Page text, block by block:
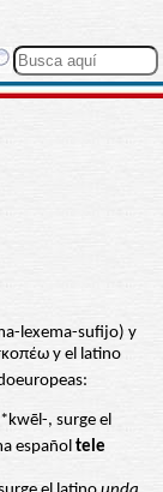
lexema-sufijo) y
y el latino
, surge el
español tele